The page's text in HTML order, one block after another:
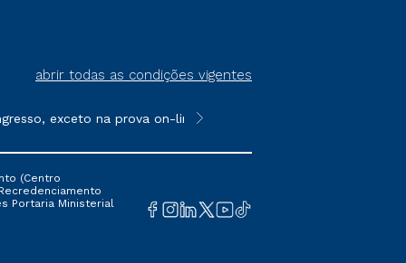
abrir todas as condições vigentes
exceto na prova on-line ou agendada, que ofertam
**Semipresencial é um formato do
(Centro
Portaria Ministerial